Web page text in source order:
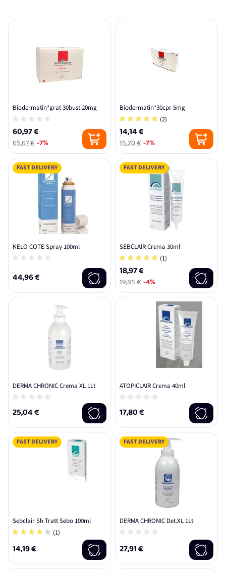
Biodermatin*grat 30bust 20mg
60,97 €
65,67 €-7%
Biodermatin*30cpr 5mg
(2)
14,14 €
15,20 €-7%
FAST DELIVERY
KELO COTE Spray 100ml
44,96 €
FAST DELIVERY
SEBCLAIR Crema 30ml
(1)
18,97 €
19,85 €-4%
DERMA CHRONIC Crema XL 1Lt
25,04 €
ATOPICLAIR Crema 40ml
17,80 €
FAST DELIVERY
Sebclair Sh Tratt Sebo 100ml
(1)
14,19 €
FAST DELIVERY
DERMA CHRONIC Det.XL 1Lt
27,91 €